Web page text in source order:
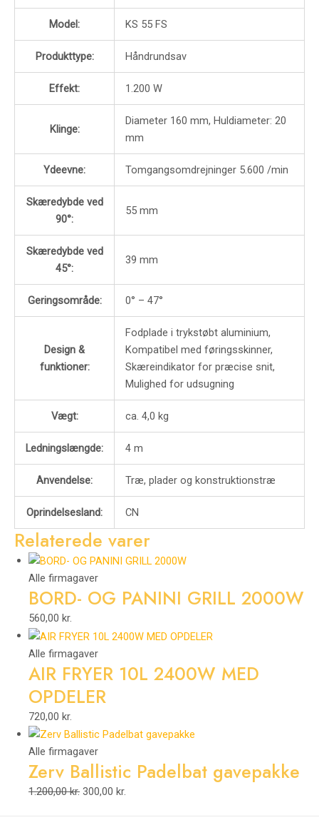
Model: KS 55 FS
Produkttype: Håndrundsav
Effekt: 1.200 W
Klinge:
Diameter 160 mm, Huldiameter: 20
mm
Ydeevne: Tomgangsomdrejninger 5.600 /min
Skæredybde ved
90°:
55 mm
Skæredybde ved
45°:
39 mm
Geringsområde: 0° – 47°
Design &
funktioner:
Fodplade i trykstøbt aluminium,
Kompatibel med føringsskinner,
Skæreindikator for præcise snit,
Mulighed for udsugning
Vægt: ca. 4,0 kg
Ledningslængde: 4 m
Anvendelse: Træ, plader og konstruktionstræ
Oprindelsesland: CN
Relaterede varer
Alle firmagaver
BORD- OG PANINI GRILL 2000W
560,00 kr.
Alle firmagaver
AIR FRYER 10L 2400W MED
OPDELER
720,00 kr.
Alle firmagaver
Zerv Ballistic Padelbat gavepakke
1.200,00kr. 300,00 kr.